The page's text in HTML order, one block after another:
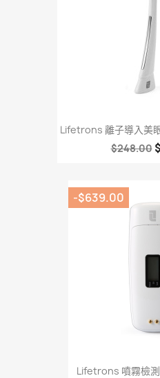
Lifetrons 離子導入美
$248.00
Lifetrons 噴霧檢
-$639.00